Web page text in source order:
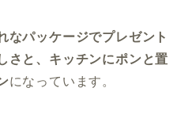
なパッケージでプレゼント
さと、キッチンにポンと置
になっています。